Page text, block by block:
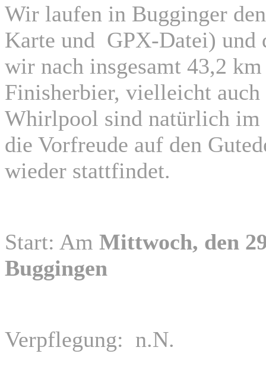
Wir laufen in Bugginger
Karte und GPX-Datei) und
wir nach insgesamt 43,2
Finisherbier, vielleicht
Whirlpool sind natürlich im
die Vorfreude auf den
wieder stattfindet.
Start: Am Mittwoch, den
Buggingen
Verpflegung: n.N.